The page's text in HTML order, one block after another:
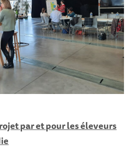
par et pour les éleveurs